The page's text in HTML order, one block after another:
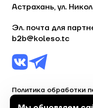
Астрахань, ул.
Эл. почта для
b2b@koleso.tc
Политика обработки